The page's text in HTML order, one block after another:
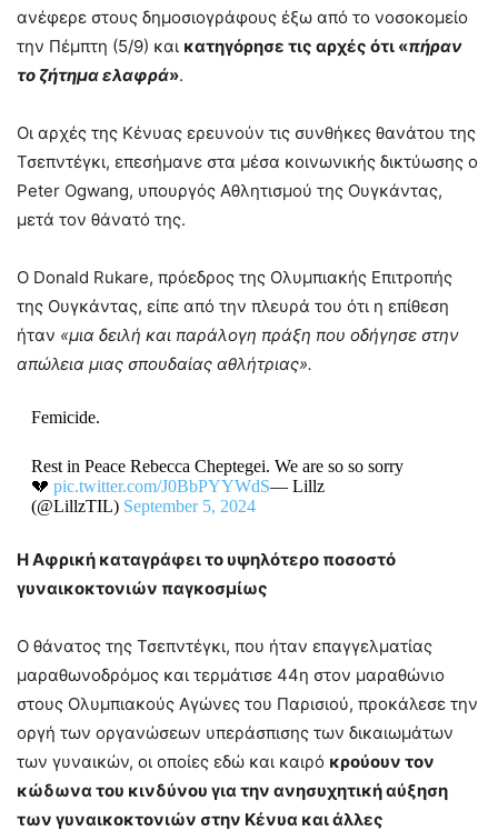
ανέφερε στους δημοσιογράφους έξω από το νοσοκομείο
την Πέμπτη (5/9) και κατηγόρησε τις αρχές ότι «πήραν
το ζήτημα ελαφρά».
Οι αρχές της Κένυας ερευνούν τις συνθήκες θανάτου της
Τσεπντέγκι, επεσήμανε στα μέσα κοινωνικής δικτύωσης ο
Peter Ogwang, υπουργός Αθλητισμού της Ουγκάντας,
μετά τον θάνατό της.
Ο Donald Rukare, πρόεδρος της Ολυμπιακής Επιτροπής
της Ουγκάντας, είπε από την πλευρά του ότι η επίθεση
ήταν «μια δειλή και παράλογη πράξη που οδήγησε στην
απώλεια μιας σπουδαίας αθλήτριας».
Femicide.
Rest in Peace Rebecca Cheptegei. We are so so sorry
💔 pic.twitter.com/J0BbPYYWdS— Lillz
(@LillzTIL) September 5, 2024
Η Αφρική καταγράφει το υψηλότερο ποσοστό
γυναικοκτονιών παγκοσμίως
Ο θάνατος της Τσεπντέγκι, που ήταν επαγγελματίας
μαραθωνοδρόμος και τερμάτισε 44η στον μαραθώνιο
στους Ολυμπιακούς Αγώνες του Παρισιού, προκάλεσε την
οργή των οργανώσεων υπεράσπισης των δικαιωμάτων
των γυναικών, οι οποίες εδώ και καιρό κρούουν τον
κώδωνα του κινδύνου για την ανησυχητική αύξηση
των γυναικοκτονιών στην Κένυα και άλλες